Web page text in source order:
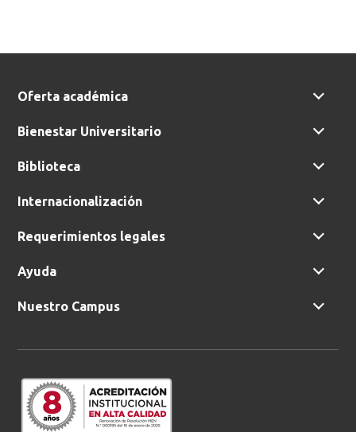
Oferta académica
Bienestar Universitario
Biblioteca
Internacionalización
Requerimientos legales
Ayuda
Nuestro Campus